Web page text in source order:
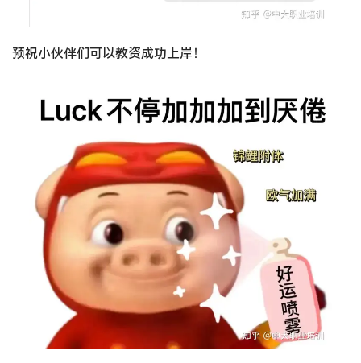
预祝小伙伴们可以教资成功上岸！